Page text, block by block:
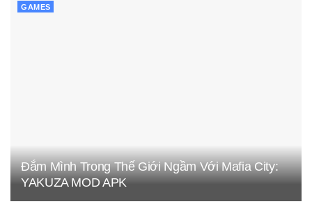
GAMES
Đắm Mình Trong Thế Giới Ngầm Với Mafia City:
YAKUZA MOD APK